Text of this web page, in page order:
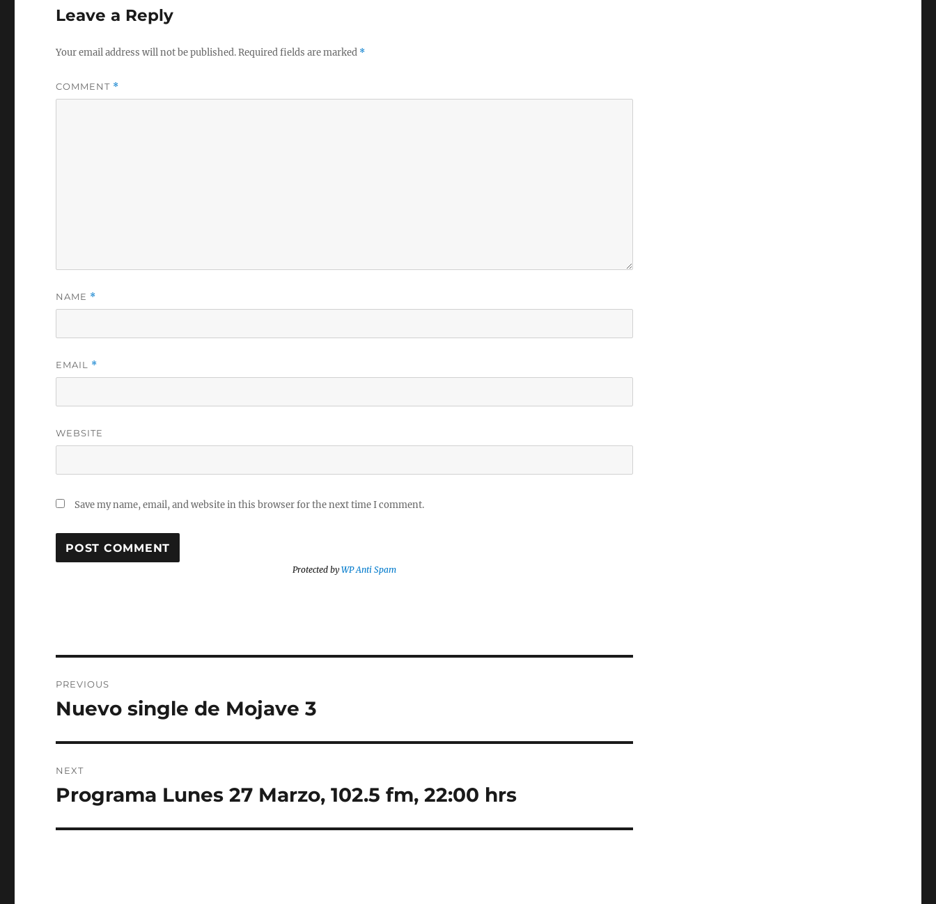
Leave a Reply
Your email address will not be published.Required fields are marked *
COMMENT *
NAME *
EMAIL *
WEBSITE
Save my name, email, and website in this browser for the next time I comment.
Protected byWP Anti Spam
navigation
PREVIOUS
Previous
Nuevo single de Mojave 3
NEXT
Next
Programa Lunes 27 Marzo, 102.5 fm, 22:00 hrs